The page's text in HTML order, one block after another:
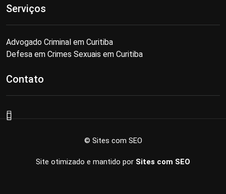
Serviços
Advogado Criminal em Curitiba
Defesa em Crimes Sexuais em Curitiba
Contato
© Sites com SEO
Site otimizado e mantido por Sites com SEO